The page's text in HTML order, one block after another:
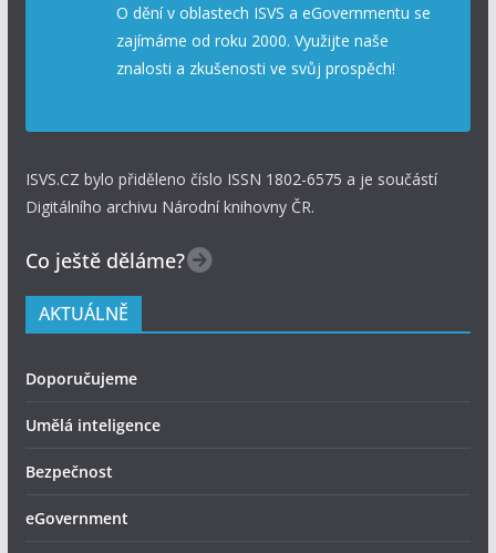
O dění v oblastech ISVS a eGovernmentu se
zajímáme od roku 2000. Využijte naše
znalosti a zkušenosti ve svůj prospěch!
ISVS.CZ bylo přiděleno číslo ISSN 1802-6575 a je součástí
Digitálního archivu Národní knihovny ČR.
Co ještě děláme?
AKTUÁLNĚ
Doporučujeme
Umělá inteligence
Bezpečnost
eGovernment